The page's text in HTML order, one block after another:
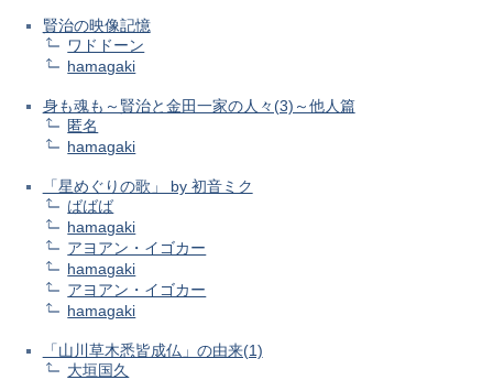
賢治の映像記憶
ワドドーン
hamagaki
身も魂も～賢治と金田一家の人々(3)～他人篇
匿名
hamagaki
「星めぐりの歌」 by 初音ミク
ばばば
hamagaki
アヨアン・イゴカー
hamagaki
アヨアン・イゴカー
hamagaki
「山川草木悉皆成仏」の由来(1)
大垣国久